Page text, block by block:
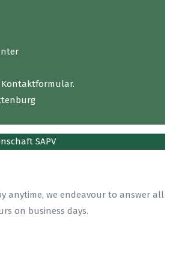
SAPV
anytime, we endeavour to answer all
on business days.